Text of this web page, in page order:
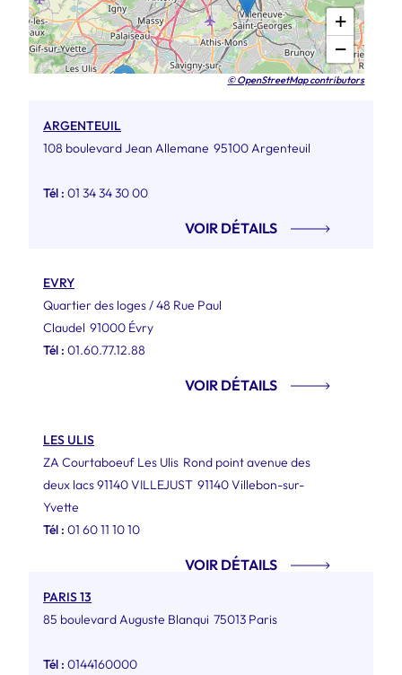
+
−
© OpenStreetMap contributors
ARGENTEUIL
108 boulevard Jean Allemane 95100 Argenteuil
Tél : 01 34 34 30 00
VOIR DÉTAILS
EVRY
Quartier des loges / 48 Rue Paul
Claudel 91000 Évry
Tél : 01.60.77.12.88
VOIR DÉTAILS
LES ULIS
ZA Courtaboeuf Les Ulis Rond point avenue des
deux lacs 91140 VILLEJUST 91140 Villebon-sur-
Yvette
Tél : 01 60 11 10 10
VOIR DÉTAILS
PARIS 13
85 boulevard Auguste Blanqui 75013 Paris
Tél : 0144160000